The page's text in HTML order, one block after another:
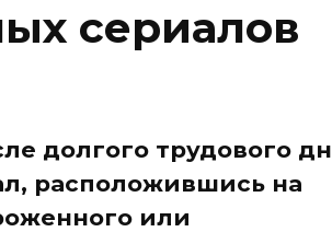
сериалов
долгого трудового
расположившись на
или